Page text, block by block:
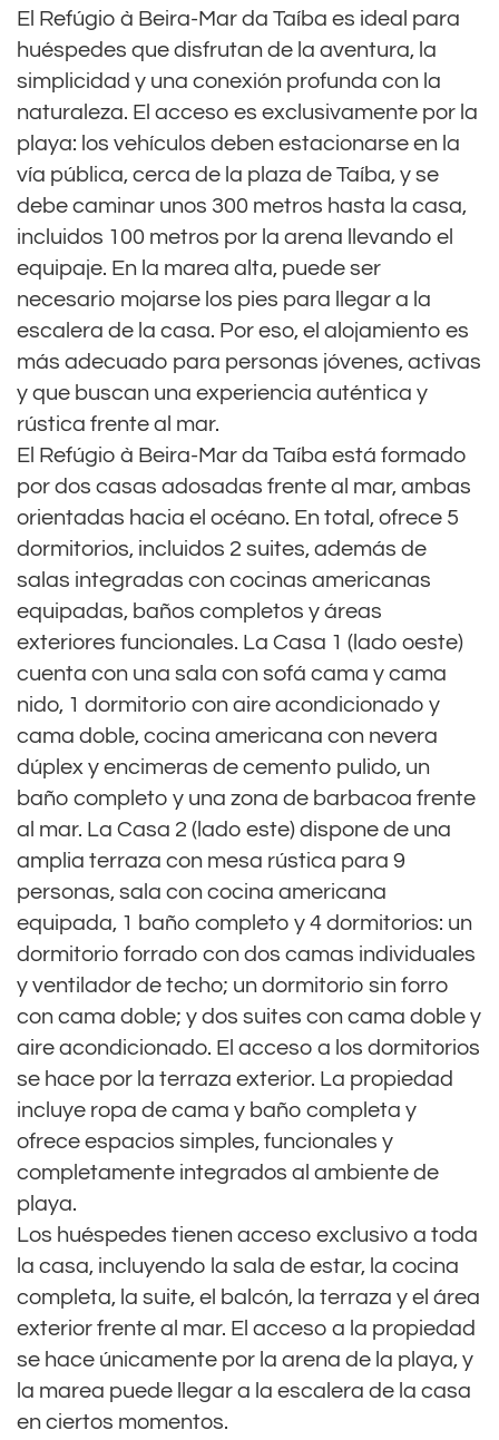
El Refúgio à Beira-Mar da Taíba es ideal para
huéspedes que disfrutan de la aventura, la
simplicidad y una conexión profunda con la
naturaleza. El acceso es exclusivamente por la
playa: los vehículos deben estacionarse en la
vía pública, cerca de la plaza de Taíba, y se
debe caminar unos 300 metros hasta la casa,
incluidos 100 metros por la arena llevando el
equipaje. En la marea alta, puede ser
necesario mojarse los pies para llegar a la
escalera de la casa. Por eso, el alojamiento es
más adecuado para personas jóvenes, activas
y que buscan una experiencia auténtica y
rústica frente al mar.
El Refúgio à Beira-Mar da Taíba está formado
por dos casas adosadas frente al mar, ambas
orientadas hacia el océano. En total, ofrece 5
dormitorios, incluidos 2 suites, además de
salas integradas con cocinas americanas
equipadas, baños completos y áreas
exteriores funcionales. La Casa 1 (lado oeste)
cuenta con una sala con sofá cama y cama
nido, 1 dormitorio con aire acondicionado y
cama doble, cocina americana con nevera
dúplex y encimeras de cemento pulido, un
baño completo y una zona de barbacoa frente
al mar. La Casa 2 (lado este) dispone de una
amplia terraza con mesa rústica para 9
personas, sala con cocina americana
equipada, 1 baño completo y 4 dormitorios: un
dormitorio forrado con dos camas individuales
y ventilador de techo; un dormitorio sin forro
con cama doble; y dos suites con cama doble y
aire acondicionado. El acceso a los dormitorios
se hace por la terraza exterior. La propiedad
incluye ropa de cama y baño completa y
ofrece espacios simples, funcionales y
completamente integrados al ambiente de
playa.
Los huéspedes tienen acceso exclusivo a toda
la casa, incluyendo la sala de estar, la cocina
completa, la suite, el balcón, la terraza y el área
exterior frente al mar. El acceso a la propiedad
se hace únicamente por la arena de la playa, y
la marea puede llegar a la escalera de la casa
en ciertos momentos.